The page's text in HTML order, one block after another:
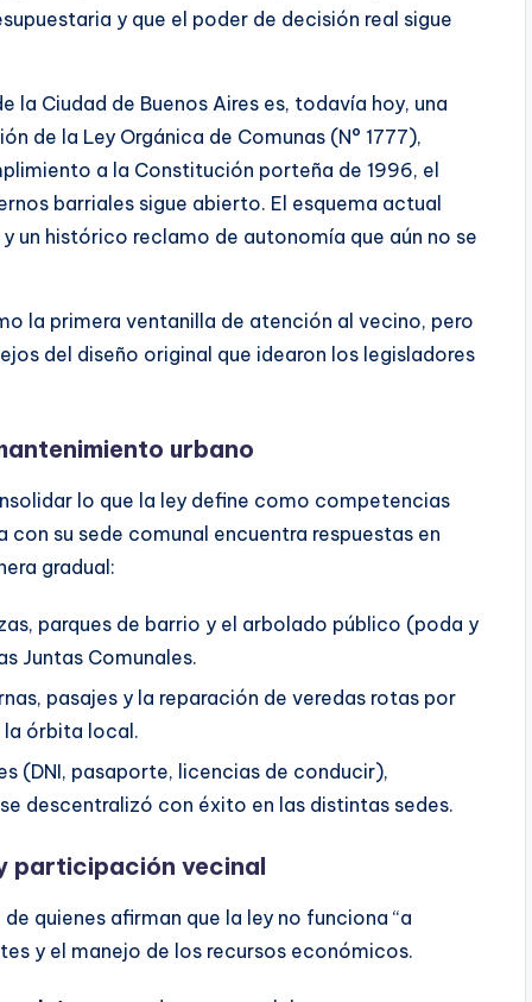
y que el poder de decisión real sigue
Ciudad de Buenos Aires es, todavía hoy, una
de la Ley Orgánica de Comunas (N° 1777),
a la Constitución porteña de 1996, el
barriales sigue abierto. El esquema actual
un histórico reclamo de autonomía que aún no se
la primera ventanilla de atención al vecino, pero
del diseño original que idearon los legisladores
urbano
lo que la ley define como competencias
su sede comunal encuentra respuestas en
gradual:
parques de barrio y el arbolado público (poda y
Juntas Comunales.
pasajes y la reparación de veredas rotas por
la órbita local.
(DNI, pasaporte, licencias de conducir),
descentralizó con éxito en las distintas sedes.
participación vecinal
quienes afirman que la ley no funciona “a
y el manejo de los recursos económicos.